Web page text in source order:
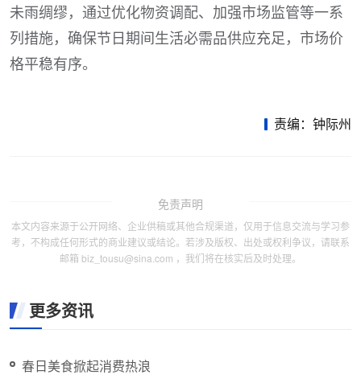
未雨绸缪，通过优化物资调配、加强市场监管等一系
列措施，确保节日期间生活必需品供应充足，市场价
格平稳有序。
责编：钟际州
免责声明
本文内容来源于公开网络、企业供稿或其他合规渠道，仅用于信息交流与学习参
考，不构成任何形式的商业建议或结论。若涉及版权、出处或权利争议，请联系
邮箱 biz_tousu@sina.com ，我们将在核实后及时处理。
更多资讯
春日美食掀起消费热浪